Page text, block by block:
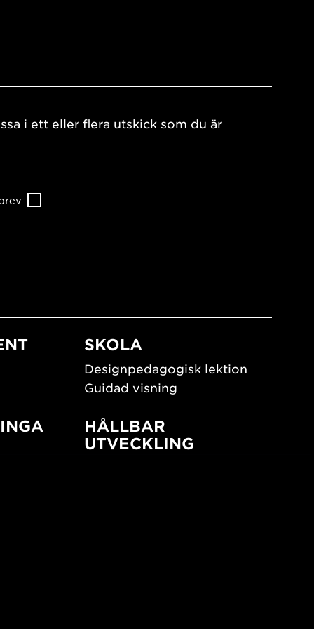
i ett eller flera utskick som du är
SKOLA
Designpedagogisk lektion
Guidad visning
HÅLLBAR
UTVECKLING